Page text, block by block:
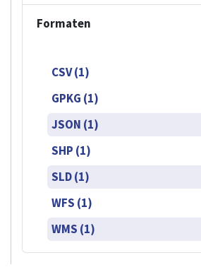
Formaten
CSV (1)
GPKG (1)
JSON (1)
SHP (1)
SLD (1)
WFS (1)
WMS (1)